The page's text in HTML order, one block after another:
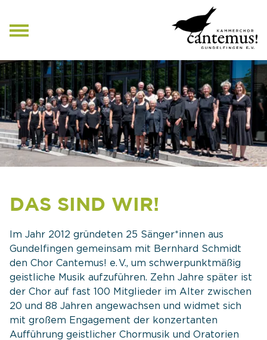
NAVIGATION
ÜBERSPRINGEN
DAS SIND WIR!
Im Jahr 2012 gründeten 25 Sänger*innen aus
Gundelfingen gemeinsam mit Bernhard Schmidt
den Chor Cantemus! e. V., um schwerpunktmäßig
geistliche Musik aufzuführen. Zehn Jahre später ist
der Chor auf fast 100 Mitglieder im Alter zwischen
20 und 88 Jahren angewachsen und widmet sich
mit großem Engagement der konzertanten
Aufführung geistlicher Chormusik und Oratorien